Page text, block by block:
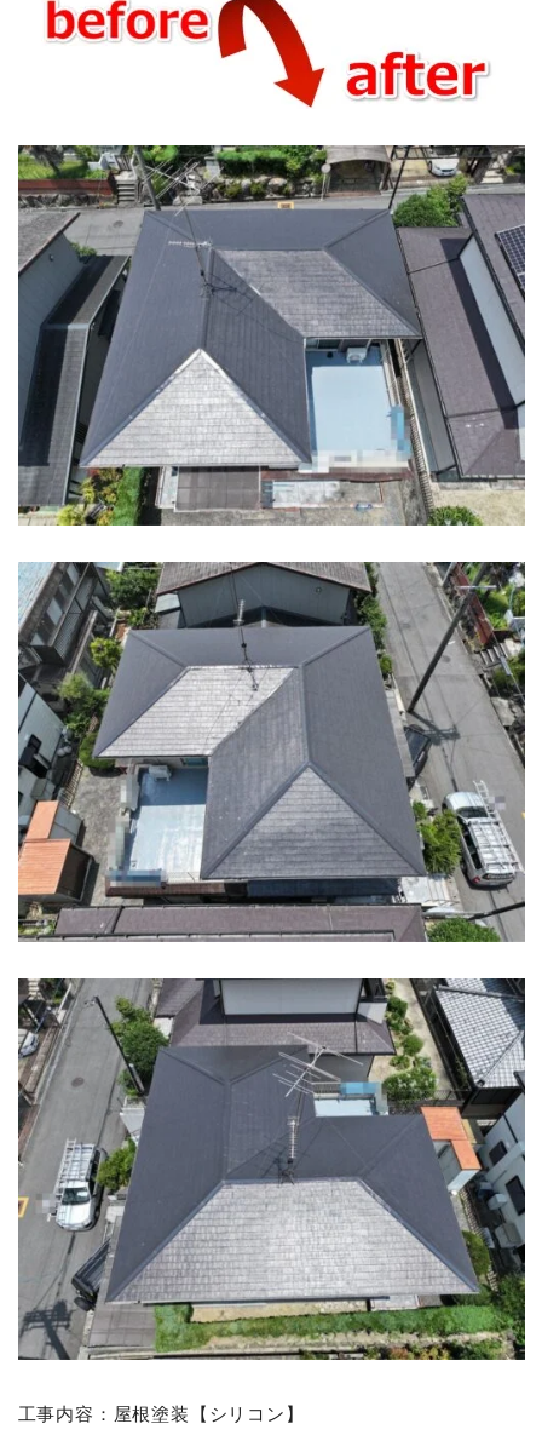
工事内容：屋根塗装【シリコン】